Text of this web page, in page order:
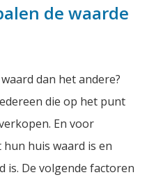
de waarde
dan het andere?
die op het punt
En voor
huis waard is en
is. De volgende factoren